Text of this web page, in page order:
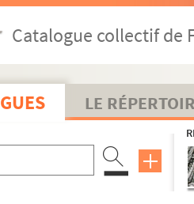
Catalogue collectif de
LE